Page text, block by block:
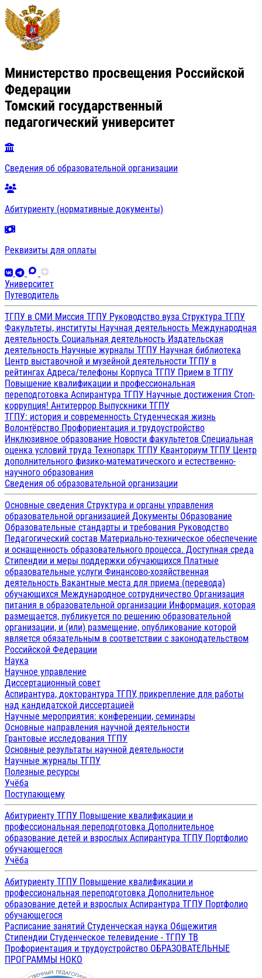
Министерство просвещения Российской
Федерации
Томский государственный
педагогический университет
Сведения об образовательной организации
Абитуриенту (нормативные документы)
Реквизиты для оплаты
Университет
Путеводитель
ТГПУ в СМИ Миссия ТГПУ Руководство вуза Структура ТГПУ
Факультеты, институты Научная деятельность Международная
деятельность Социальная деятельность Издательская
деятельность Научные журналы ТГПУ Научная библиотека
Центр выставочной и музейной деятельности ТГПУ в
рейтингах Адреса/телефоны Корпуса ТГПУ Прием в ТГПУ
Повышение квалификации и профессиональная
переподготовка Аспирантура ТГПУ Научные достижения Стоп-
коррупция! Антитеррор Выпускники ТГПУ
ТГПУ: история и современность Студенческая жизнь
Волонтёрство Профориентация и трудоустройство
Инклюзивное образование Новости факультетов Специальная
оценка условий труда Технопарк ТГПУ Кванториум ТГПУ Центр
дополнительного физико-математического и естественно-
научного образования
Сведения об образовательной организации
Основные сведения Структура и органы управления
образовательной организацией Документы Образование
Образовательные стандарты и требования Руководство
Педагогический состав Материально-техническое обеспечение
и оснащенность образовательного процесса. Доступная среда
Стипендии и меры поддержки обучающихся Платные
образовательные услуги Финансово-хозяйственная
деятельность Вакантные места для приема (перевода)
обучающихся Международное сотрудничество Организация
питания в образовательной организации Информация, которая
размещается, публикуется по решению образовательной
организации, и (или) размещение, опубликование которой
является обязательным в соответствии с законодательством
Российской Федерации
Наука
Научное управление
Диссертационный совет
Аспирантура, докторантура ТГПУ, прикрепление для работы
над кандидатской диссертацией
Научные мероприятия: конференции, семинары
Основные направления научной деятельности
Грантовые исследования ТГПУ
Основные результаты научной деятельности
Научные журналы ТГПУ
Полезные ресурсы
Учёба
Поступающему
Абитуриенту ТГПУ Повышение квалификации и
профессиональная переподготовка Дополнительное
образование детей и взрослых Аспирантура ТГПУ Портфолио
обучающегося
Учёба
Абитуриенту ТГПУ Повышение квалификации и
профессиональная переподготовка Дополнительное
образование детей и взрослых Аспирантура ТГПУ Портфолио
обучающегося
Расписание занятий Студенческая наука Общежития
Стипендии Студенческое телевидение - ТГПУ ТВ
Профориентация и трудоустройство ОБРАЗОВАТЕЛЬНЫЕ
ПРОГРАММЫ НОКО